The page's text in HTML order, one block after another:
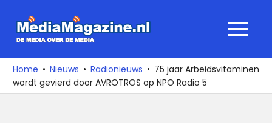
naar
media
over
de
MENU
Home Nieuws Radionieuws
75 jaar Arbeidsvitaminen
wordt gevierd door AVROTROS op NPO Radio 5